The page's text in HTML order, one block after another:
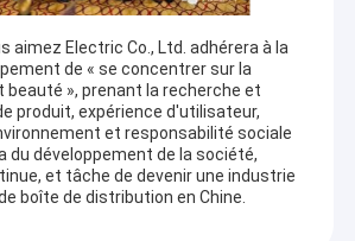
aimez Electric Co., Ltd. adhérera à la
de « se concentrer sur la
», prenant la recherche et
produit, expérience d'utilisateur,
et responsabilité sociale
du développement de la société,
et tâche de devenir une industrie
boîte de distribution en Chine.